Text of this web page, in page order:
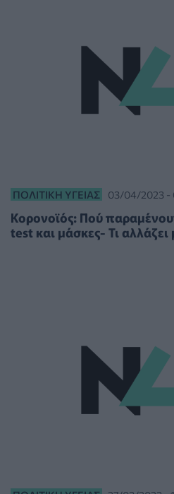
ΠΟΛΙΤΙΚΉ ΥΓΕΊΑΣ 03/04/2023 -
Κορονοϊός: Πού
test και μάσκες- Τι αλλάζει